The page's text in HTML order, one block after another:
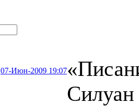
07-Июн-2009 19:07